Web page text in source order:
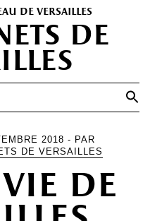
de versailles
de
2018 - PAR
DE VERSAILLES
de